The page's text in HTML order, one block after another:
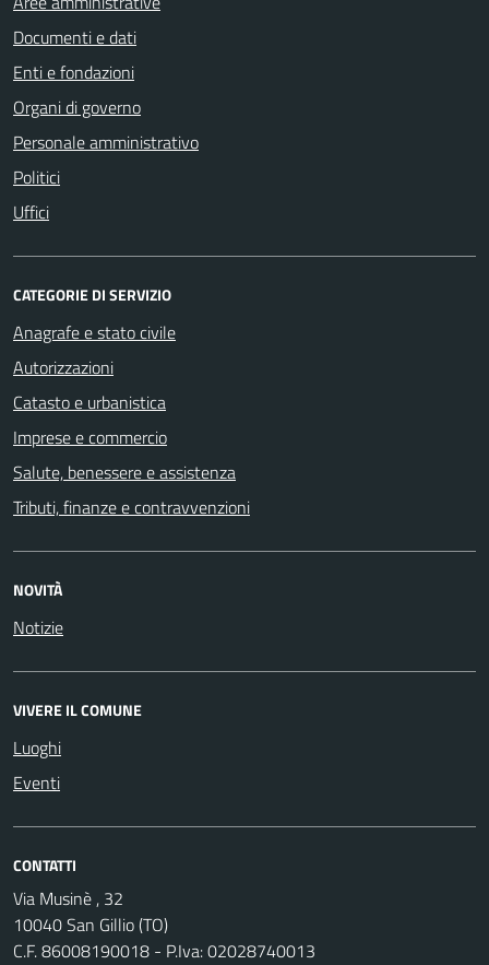
Documenti e dati
Enti e fondazioni
Organi di governo
Personale amministrativo
Politici
Uffici
CATEGORIE DI SERVIZIO
Anagrafe e stato civile
Autorizzazioni
Catasto e urbanistica
Imprese e commercio
Salute, benessere e assistenza
Tributi, finanze e contravvenzioni
NOVITÀ
Notizie
VIVERE IL COMUNE
Luoghi
Eventi
CONTATTI
Via Musinè , 32
10040 San Gillio (TO)
C.F. 86008190018 - P.Iva: 02028740013